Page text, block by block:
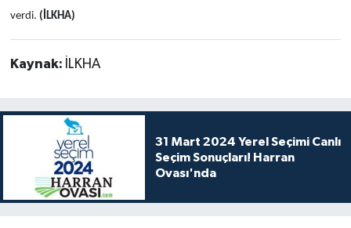
verdi. (İLKHA)
Kaynak: İLKHA
31 Mart 2024 Yerel Seçimi Canlı
Seçim Sonuçları! Harran
Ovası'nda